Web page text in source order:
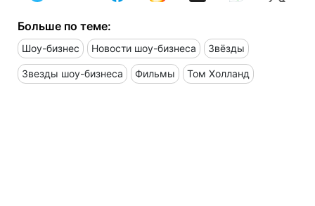
Больше по теме:
Шоу-бизнес Новости шоу-бизнеса Звёзды
Звезды шоу-бизнеса Фильмы Том Холланд